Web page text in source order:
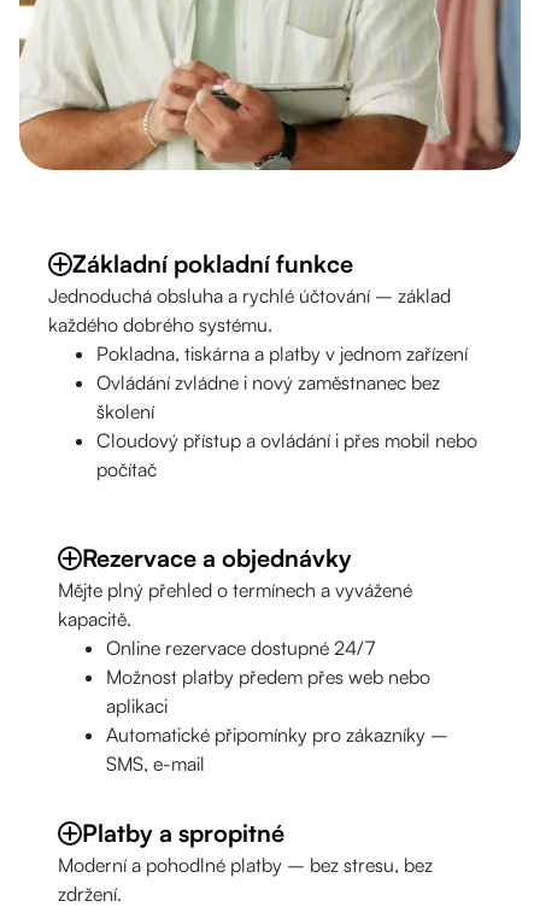
Základní pokladní funkce
Jednoduchá obsluha a rychlé účtování – základ
každého dobrého systému.
Pokladna, tiskárna a platby v jednom zařízení
Ovládání zvládne i nový zaměstnanec bez
školení
Cloudový přístup a ovládání i přes mobil nebo
počítač
Rezervace a objednávky
Mějte plný přehled o termínech a vyvážené
kapacitě.
Online rezervace dostupné 24/7
Možnost platby předem přes web nebo
aplikaci
Automatické připomínky pro zákazníky –
SMS, e-mail
Platby a spropitné
Moderní a pohodlné platby – bez stresu, bez
zdržení.